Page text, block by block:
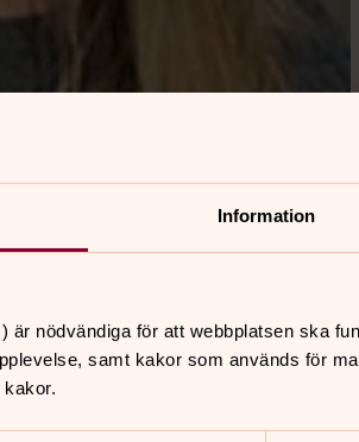
Information
är nödvändiga för att webbplatsen ska
samt kakor som används för